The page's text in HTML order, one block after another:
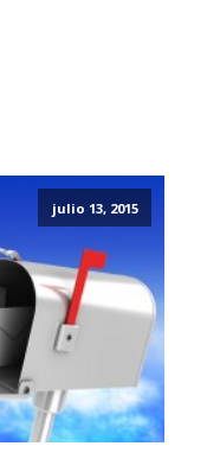
julio 13, 2015